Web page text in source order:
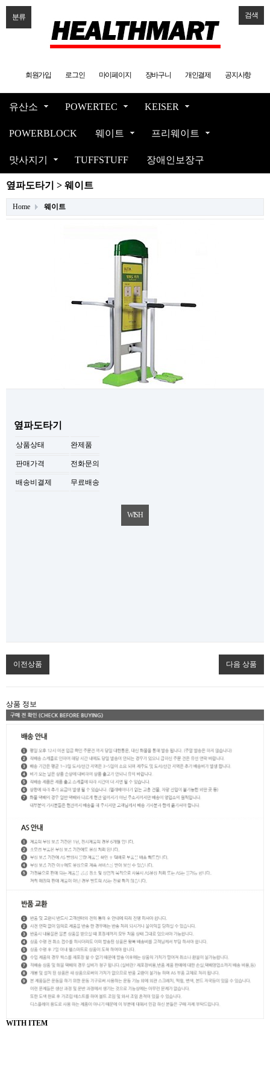
분류 검색
회원가입 로그인 마이페이지 장바구니 개인결제 공지사항
유산소 POWERTEC KEISER
POWERBLOCK 웨이트 프리웨이트
맛사지기 TUFFSTUFF 장애인보장구
옆파도타기 > 웨이트
Home 웨이트
옆파도타기
상품상태 완제품
판매가격 전화문의
배송비결제 무료배송
WISH
이전상품 다음 상품
상품 정보
WITH ITEM